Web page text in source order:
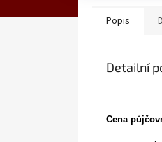
Popis
Detailní
Cena